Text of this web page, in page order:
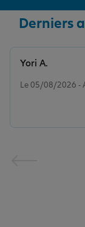
Derniers
Le 05/08/2026 -
Yori A.